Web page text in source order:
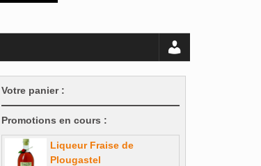
Votre panier :
Promotions en cours :
Liqueur Fraise de
Plougastel